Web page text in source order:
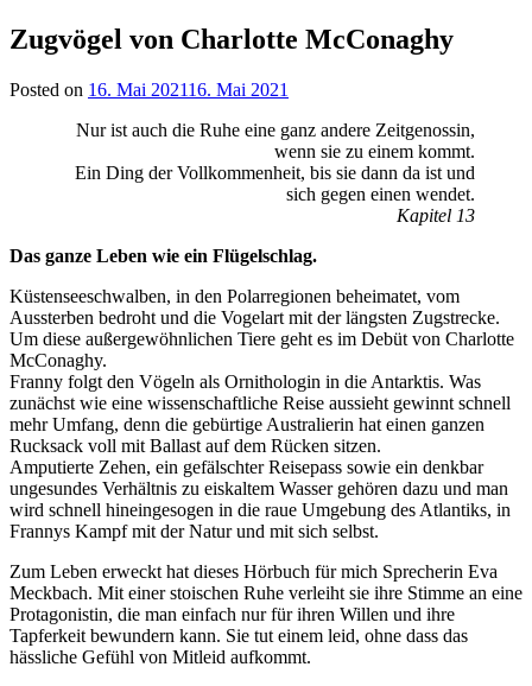
Zugvögel von Charlotte McConaghy
Posted on 16. Mai 202116. Mai 2021
Nur ist auch die Ruhe eine ganz andere Zeitgenossin,
wenn sie zu einem kommt.
Ein Ding der Vollkommenheit, bis sie dann da ist und
sich gegen einen wendet.
Kapitel 13
Das ganze Leben wie ein Flügelschlag.
Küstenseeschwalben, in den Polarregionen beheimatet, vom
Aussterben bedroht und die Vogelart mit der längsten Zugstrecke.
Um diese außergewöhnlichen Tiere geht es im Debüt von Charlotte
McConaghy.
Franny folgt den Vögeln als Ornithologin in die Antarktis. Was
zunächst wie eine wissenschaftliche Reise aussieht gewinnt schnell
mehr Umfang, denn die gebürtige Australierin hat einen ganzen
Rucksack voll mit Ballast auf dem Rücken sitzen.
Amputierte Zehen, ein gefälschter Reisepass sowie ein denkbar
ungesundes Verhältnis zu eiskaltem Wasser gehören dazu und man
wird schnell hineingesogen in die raue Umgebung des Atlantiks, in
Frannys Kampf mit der Natur und mit sich selbst.
Zum Leben erweckt hat dieses Hörbuch für mich Sprecherin Eva
Meckbach. Mit einer stoischen Ruhe verleiht sie ihre Stimme an eine
Protagonistin, die man einfach nur für ihren Willen und ihre
Tapferkeit bewundern kann. Sie tut einem leid, ohne dass das
hässliche Gefühl von Mitleid aufkommt.